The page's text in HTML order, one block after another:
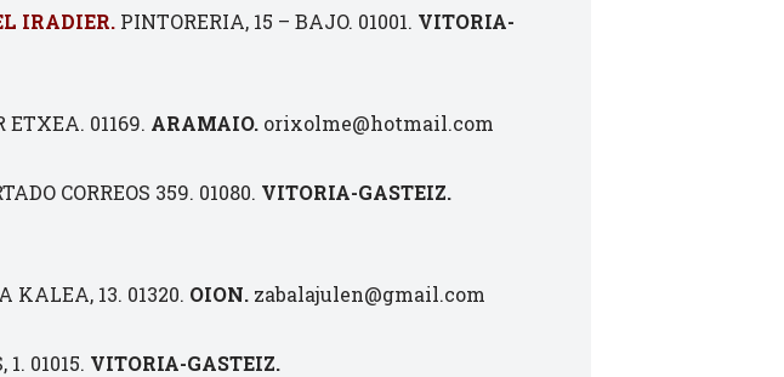
IRADIER. PINTORERIA, 15 – BAJO. 01001. VITORIA-
ETXEA. 01169. ARAMAIO. orixolme@hotmail.com
CORREOS 359. 01080. VITORIA-GASTEIZ.
KALEA, 13. 01320. OION. zabalajulen@gmail.com
01015. VITORIA-GASTEIZ.